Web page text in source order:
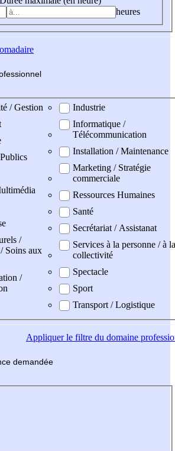
heures
fessionnel
/ Gestion
/
Soins aux
/
Industrie
Informatique /
Télécommunication
Installation / Maintenance
Marketing / Stratégie
commerciale
Ressources Humaines
Santé
Secrétariat / Assistanat
Services à la personne / à la
collectivité
Spectacle
Sport
Transport / Logistique
Appliquerle filtre du domaine
demandée